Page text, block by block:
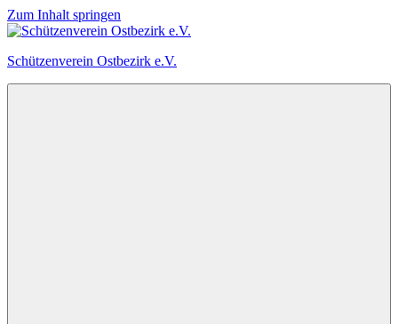
Zum Inhalt springen
Schützenverein Ostbezirk e.V.